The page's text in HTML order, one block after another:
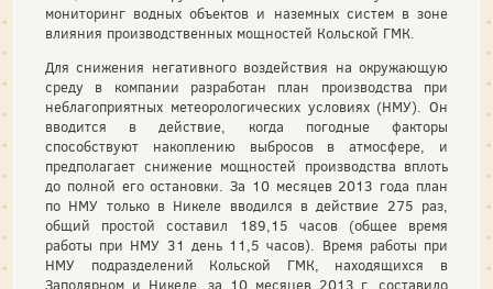
мониторинг водных объектов и наземных систем в зоне
влияния производственных мощностей Кольской ГМК.
Для снижения негативного воздействия на окружающую
среду в компании разработан план производства при
неблагоприятных метеорологических условиях (НМУ). Он
вводится в действие, когда погодные факторы
способствуют накоплению выбросов в атмосфере, и
предполагает снижение мощностей производства вплоть
до полной его остановки. За 10 месяцев 2013 года план
по НМУ только в Никеле вводился в действие 275 раз,
общий простой составил 189,15 часов (общее время
работы при НМУ 31 день 11,5 часов). Время работы при
НМУ подразделений Кольской ГМК, находящихся в
Заполярном и Никеле, за 10 месяцев 2013 г. составило